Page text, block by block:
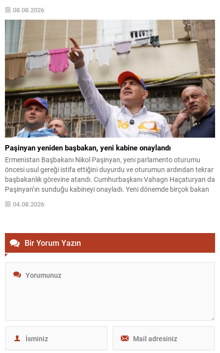
çatısına taşınan kovanları düzenli olarak kontrol ediyor. Yıkılmış
binaların...
08.08.2026
Paşinyan yeniden başbakan, yeni kabine onaylandı
Ermenistan Başbakanı Nikol Paşinyan, yeni parlamento oturumu
öncesi usul gereği istifa ettiğini duyurdu ve oturumun ardından tekrar
başbakanlık görevine atandı. Cumhurbaşkanı Vahagn Haçaturyan da
Paşinyan’ın sunduğu kabineyi onayladı. Yeni dönemde birçok bakan
görevlerini korurken, Yüksek Teknoloji Sanayi Bakanlığı’nda değişiklik
yapıldı: Mkhitar Hayrapetyan’ın yerine Davit Tadevosyan atandı.
04.08.2026
Bir Yorum Yazın